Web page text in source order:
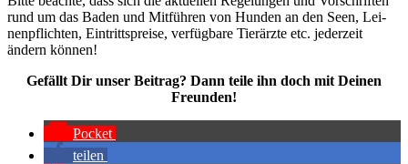
rund um das Baden und Mit­füh­ren von Hun­den an den Seen, Lei­
nen­pflich­ten, Ein­tritts­prei­se, ver­füg­ba­re Tier­ärz­te etc. jeder­zeit
ändern kön­nen!
Gefällt Dir unser Bei­trag? Dann tei­le ihn doch mit Dei­nen
Freun­den!
Pocket
tei­len